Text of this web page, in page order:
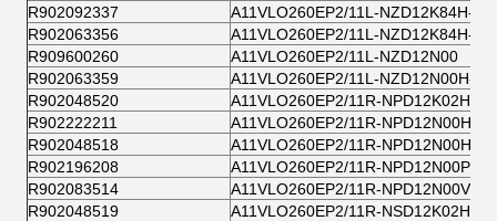
R902092337
A11VLO260EP2/11L-NZD12K84H-ES
R902063356
A11VLO260EP2/11L-NZD12K84H-S
R909600260
A11VLO260EP2/11L-NZD12N00
R902063359
A11VLO260EP2/11L-NZD12N00H-S
R902048520
A11VLO260EP2/11R-NPD12K02H
R902222211
A11VLO260EP2/11R-NPD12N00H
R902048518
A11VLO260EP2/11R-NPD12N00H
R902196208
A11VLO260EP2/11R-NPD12N00P
R902083514
A11VLO260EP2/11R-NPD12N00VH
R902048519
A11VLO260EP2/11R-NSD12K02H